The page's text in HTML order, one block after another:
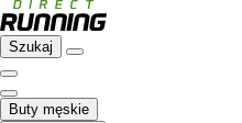
Szukaj
Buty męskie